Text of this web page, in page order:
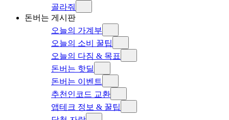
골라줘
돈버는 게시판
오늘의 가계부
오늘의 소비 꿀팁
오늘의 다짐 & 목표
돈버는 핫딜
돈버는 이벤트
추천인코드 교환
앱테크 정보 & 꿀팁